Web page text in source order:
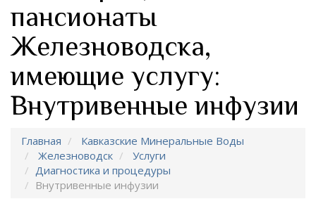
пансионаты
Железноводска,
имеющие услугу:
Внутривенные инфузии
Главная
Кавказские Минеральные Воды
Железноводск
Услуги
Диагностика и процедуры
Внутривенные инфузии